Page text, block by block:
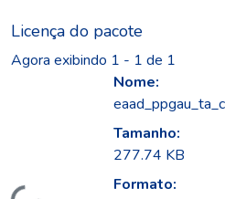
Licença do pacote
Agora exibindo 1 - 1 de 1
Nome:
Tamanho:
277.74 KB
Formato: